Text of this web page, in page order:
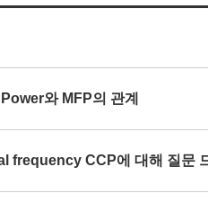
와 MFP의 관계
frequency CCP에 대해 질문